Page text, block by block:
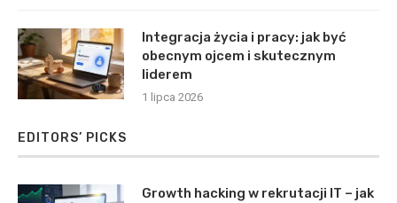
Integracja życia i pracy: jak być
obecnym ojcem i skutecznym
liderem
1 lipca 2026
EDITORS’ PICKS
Growth hacking w rekrutacji IT – jak